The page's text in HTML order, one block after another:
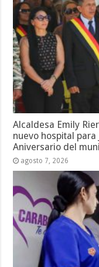
Alcaldesa Emily
nuevo hospital para
Aniversario del
agosto 7, 2026